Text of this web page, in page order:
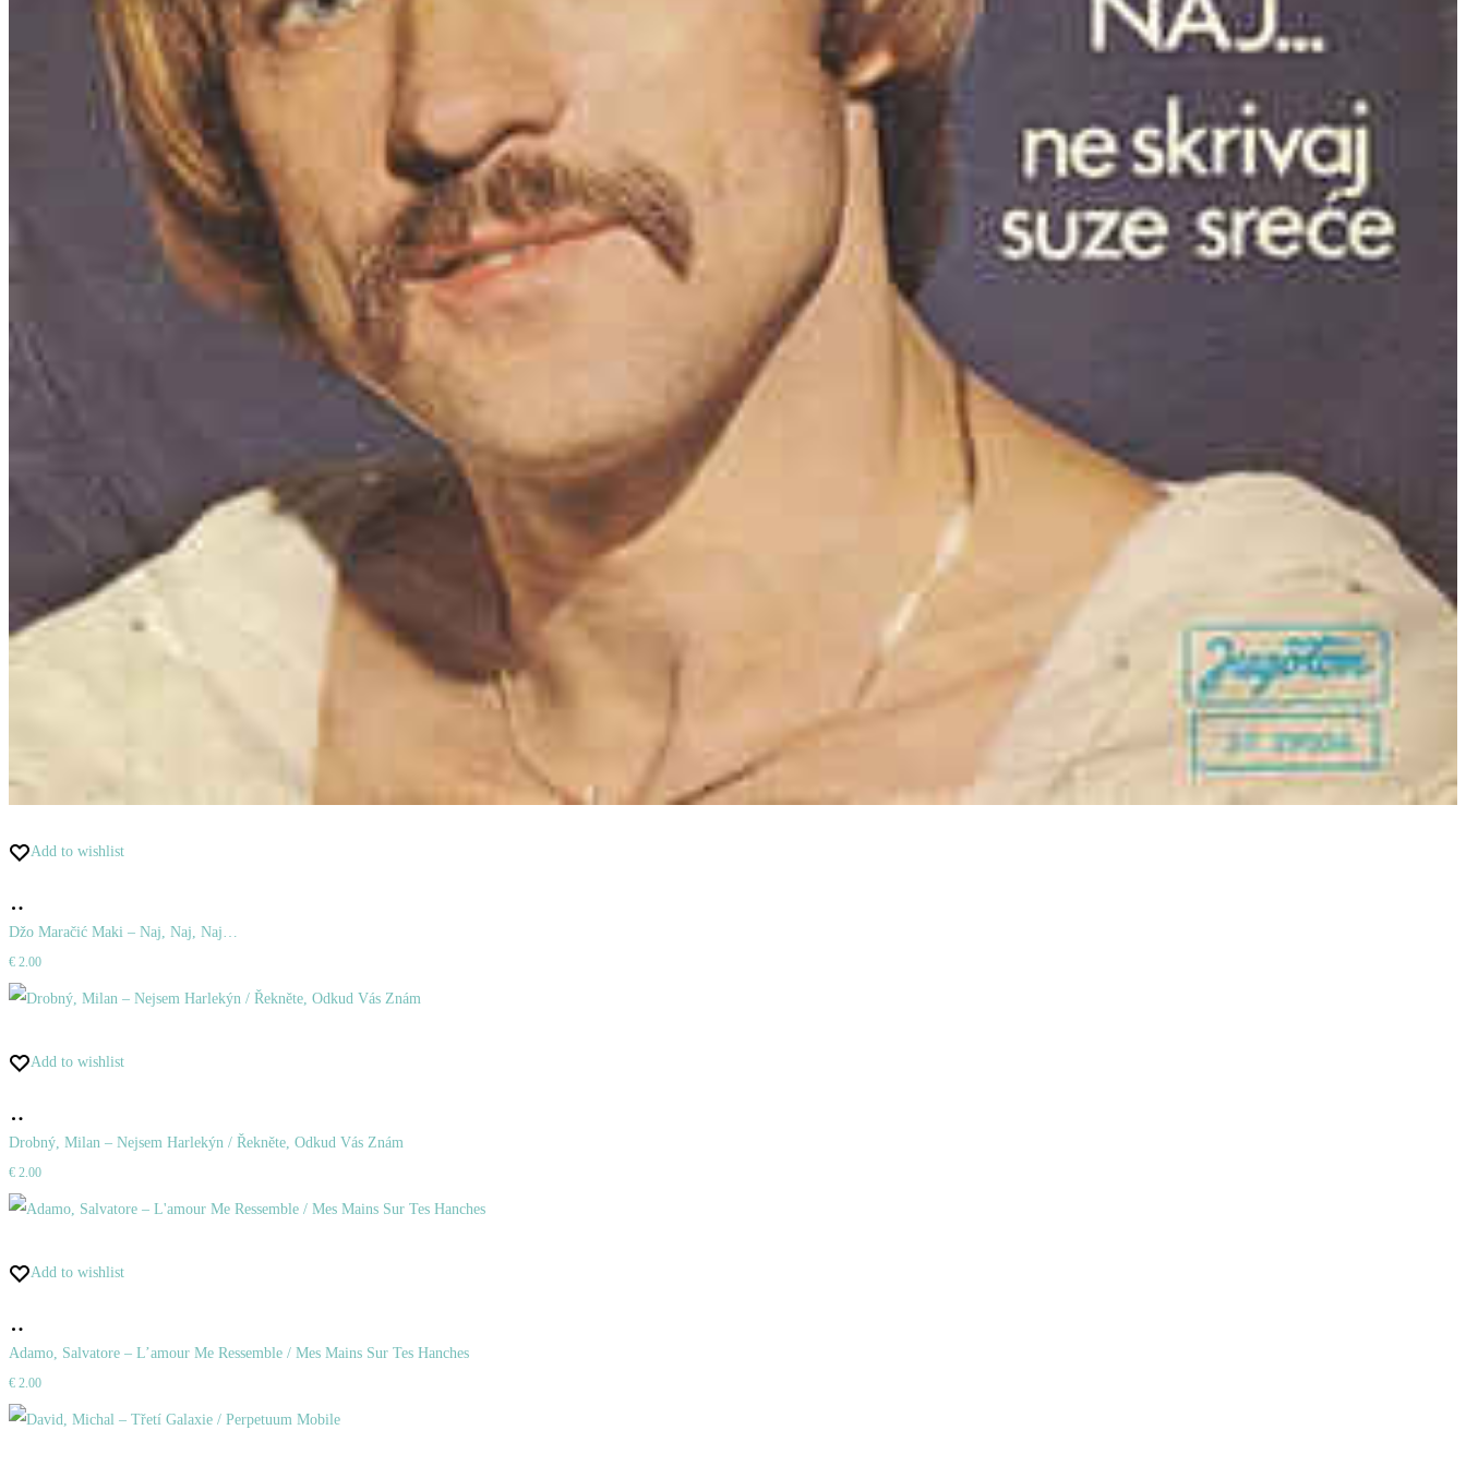
Add to wishlist
do
košíka
Džo Maračić Maki – Naj, Naj, Naj…
€ 2.00
Add to wishlist
do
košíka
Drobný, Milan – Nejsem Harlekýn / Řekněte, Odkud Vás Znám
€ 2.00
Add to wishlist
do
košíka
Adamo, Salvatore – L’amour Me Ressemble / Mes Mains Sur Tes Hanches
€ 2.00